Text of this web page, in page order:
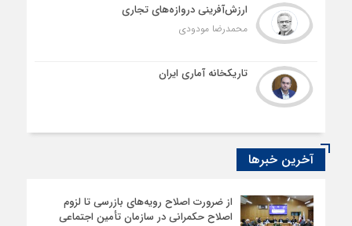
ارزش‌آفرینی دروازه‌های تجاری
محمدرضا مودودی
تاریکخانه آماری ایران
آخرین خبرها
از ضرورت اصلاح رویه‌های بازرسی تا لزوم
اصلاح حکمرانی در سازمان تأمین اجتماعی